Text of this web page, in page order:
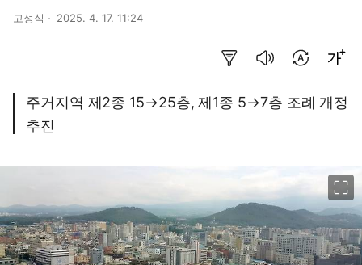
고성식 2025. 4. 17. 11:24
주거지역 제2종 15→25층, 제1종 5→7층 조례 개정
추진